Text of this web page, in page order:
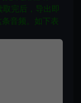
完后，导出即
音频。如下表